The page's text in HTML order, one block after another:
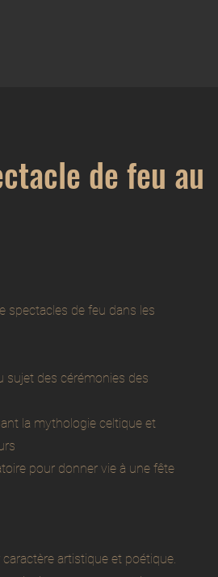
de feu au
spectacles de feu dans les
sujet des cérémonies des
la mythologie celtique et
pour donner vie à une fête
artistique et poétique.